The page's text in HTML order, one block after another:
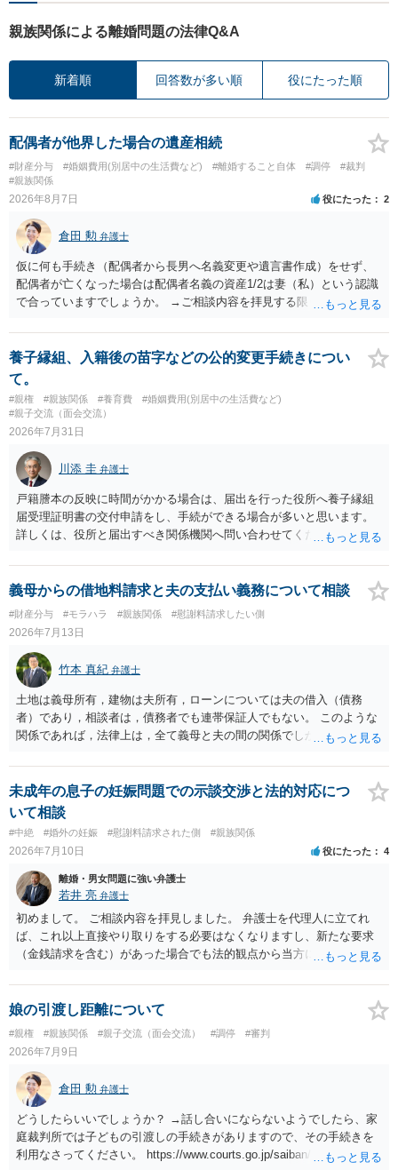
親族関係による離婚問題の法律Q&A
新着順 回答数が多い順 役にたった順
配偶者が他界した場合の遺産相続
#財産分与 #婚姻費用(別居中の生活費など) #離婚すること自体 #調停
#裁判
#親族関係
2026年8月7日 役にたった 2
倉田 勲 弁護士
仮に何も手続き（配偶者から長男へ名義変更や遺言書作成）をせず、
配偶者が亡くなった場合は配偶者名義の資産1/2は妻（私）という認識
で合っていますでしょうか。 →ご相談内容を拝見する限りでは、その
完全に所有する場合は、他の相続人に対して自宅の評価額の１/２の代
償金の支払いが必要になります。
養子縁組、入籍後の苗字などの公的変更手続きについ
て。
#親権 #親族関係 #養育費
#婚姻費用(別居中の生活費など)
#親子交流（面会交流）
2026年7月31日
川添 圭 弁護士
戸籍謄本の反映に時間がかかる場合は、届出を行った役所へ養子縁組
届受理証明書の交付申請をし、手続ができる場合が多いと思います。
詳しくは、役所と届出すべき関係機関へ問い合わせてください。
義母からの借地料請求と夫の支払い義務について相談
#財産分与 #モラハラ #親族関係 #慰謝料請求したい側
2026年7月13日
竹本 真紀 弁護士
土地は義母所有，建物は夫所有，ローンについては夫の借入（債務
者）であり，相談者は，債務者でも連帯保証人でもない。 このような
関係であれば，法律上は，全て義母と夫の間の関係でしかありませ
せる）がされていたのでしょうかね。 いずれにしても，使用貸借では
なくて賃貸借にするというのであれば，夫と義母の関係でしかありま
せん。 これが法律上の話です。 「夫にこうなったのはお前のせいなん
だからお前が払えよ！と怒鳴られました。」 こうなった経緯は不明で
すが，法律上は，夫と義母の間の話ですから，二人で賃料等の合意を
するか否かを決め，夫が義母に支払をするだけのことです。この合意
をしない場合に，義母がどのような選択をするかは，義母の判断でし
かありません（抵当権の解除の話をしているようですが）。 夫が賃料
の支払を相談者に請求したとしても，法律上の支払義務は生じませ
ん。変な賃貸借契約書（なぜか，賃借人が相談者になっているなど）
が作成されない限り，相談者に負担は生じないのです。にもかかわら
ず，請求してくるのだとすれば，そのような請求を押し付けてくる夫
について，どのように評価するかの話になると思います。 抵当権の解
除は，金融機関（担保権者）の方が応じることがないと思います。ロ
ーンの支払いもしなければ，抵当権が実行されて土地が売却されて
（おそらく，建物も共同担保に入っていると思うので，競売自体はさ
ほど問題ありません。）売却代金が建物のローンに充当され，残額は
名義人である夫に請求されることになります。相談者は，債務に関係
なく，連帯保証人でもありませんので，負担する理由がありません。
離婚については，相手方が離婚したいようですから，離婚自体はこち
らの意思次第だと思います。慰謝料を請求する際に，この不動産の経
過も含めて，どのように相談者が精神的苦痛を受けたかの際に述べて
いく事情になると思います。 法律問題より，夫婦間の問題（離婚の問
未成年の息子の妊娠問題での示談交渉と法的対応につ
いて相談
#中絶 #婚外の妊娠 #慰謝料請求された側 #親族関係
2026年7月10日 役にたった 4
離婚・男女問題に強い弁護士
若井 亮 弁護士
初めまして。 ご相談内容を拝見しました。 弁護士を代理人に立てれ
ば、これ以上直接やり取りをする必要はなくなりますし、新たな要求
（金銭請求を含む）があった場合でも法的観点から当方に支払うべき
いのであれば、基本的にはご自身で対応していくことになります。 こ
れ以上の要求を回避するためには、合意内容を書面しておくことで
す。 特に重要な点としては、合意事項以外には貸し借りが無いことを
確認する条項（清算条項）をきちんと盛り込んでおくことです。 お金
を払うにしても、紛争が蒸し返されないよう、合意書を作成して取り
交わすようにしてください。
娘の引渡し距離について
#親権 #親族関係 #親子交流（面会交流） #調停 #審判
2026年7月9日
倉田 勲 弁護士
どうしたらいいでしょうか？ →話し合いにならないようでしたら、家
庭裁判所では子どもの引渡しの手続きがありますので、その手続きを
利用なさってください。 https://www.courts.go.jp/saiban/syurui/syurui